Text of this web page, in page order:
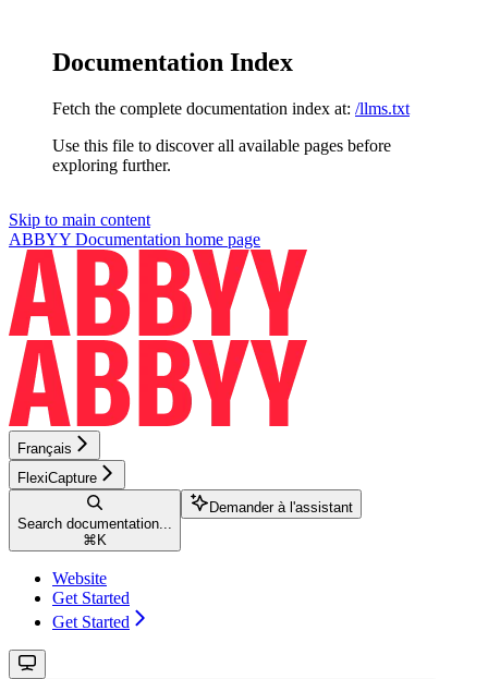
Documentation Index
Fetch the complete documentation index at: /llms.txt
Use this file to discover all available pages before
exploring further.
Skip to main content
ABBYY Documentation home page
Français
FlexiCapture
Search documentation...
⌘ K
Demander à l'assistant
Website
Get Started
Get Started